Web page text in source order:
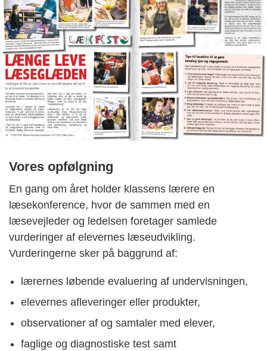
Vores opfølgning
En gang om året holder klassens lærere en
læsekonference, hvor de sammen med en
læsevejleder og ledelsen foretager samlede
vurderinger af elevernes læseudvikling.
Vurderingerne sker på baggrund af:
lærernes løbende evaluering af undervisningen,
elevernes afleveringer eller produkter,
observationer af og samtaler med elever,
faglige og diagnostiske test samt